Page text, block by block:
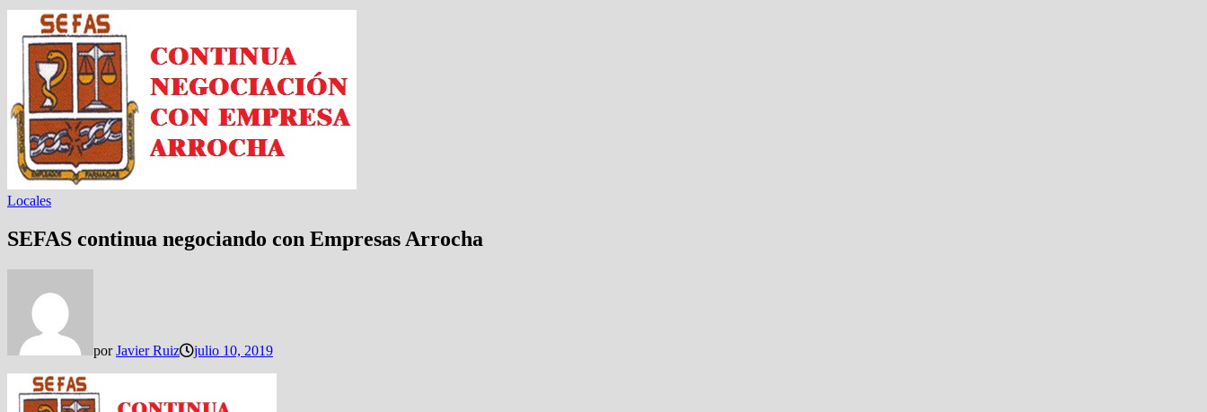
Locales
SEFAS continua negociando con Empresas Arrocha
porJavier Ruiz julio 10, 2019